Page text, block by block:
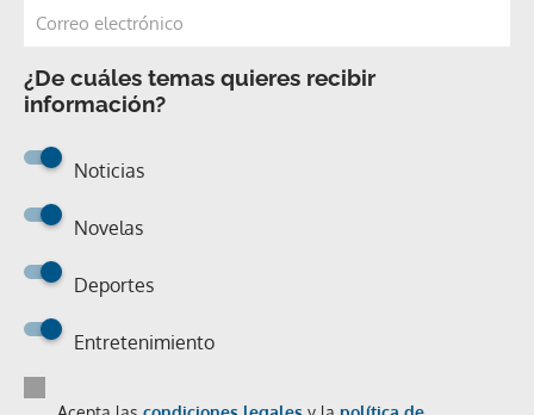
¿De cuáles temas quieres recibir
información?
Noticias
Novelas
Deportes
Entretenimiento